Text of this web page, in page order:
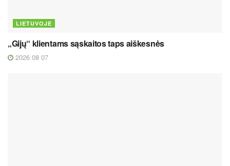
LIETUVOJE
„Gijų“ klientams sąskaitos taps aiškesnės
2026 08 07